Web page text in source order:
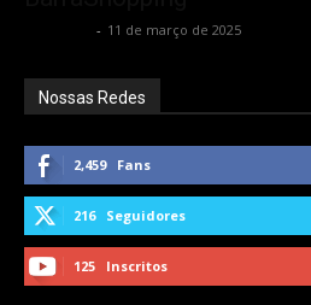
- 11 de março de 2025
Nossas Redes
2,459 Fans
216 Seguidores
125 Inscritos